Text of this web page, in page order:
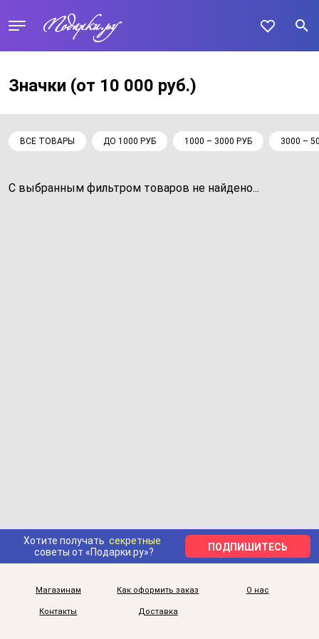
Значки (от 10 000 руб.)
ВСЕ ТОВАРЫ ДО 1000 РУБ 1000 – 3000 РУБ 3000 –
С выбранным фильтром товаров не найдено...
Хотите получать секретные
советы от «Подарки.ру»?
ПОДПИШИТЕСЬ
Магазинам Как оформить заказ О нас
Контакты Доставка